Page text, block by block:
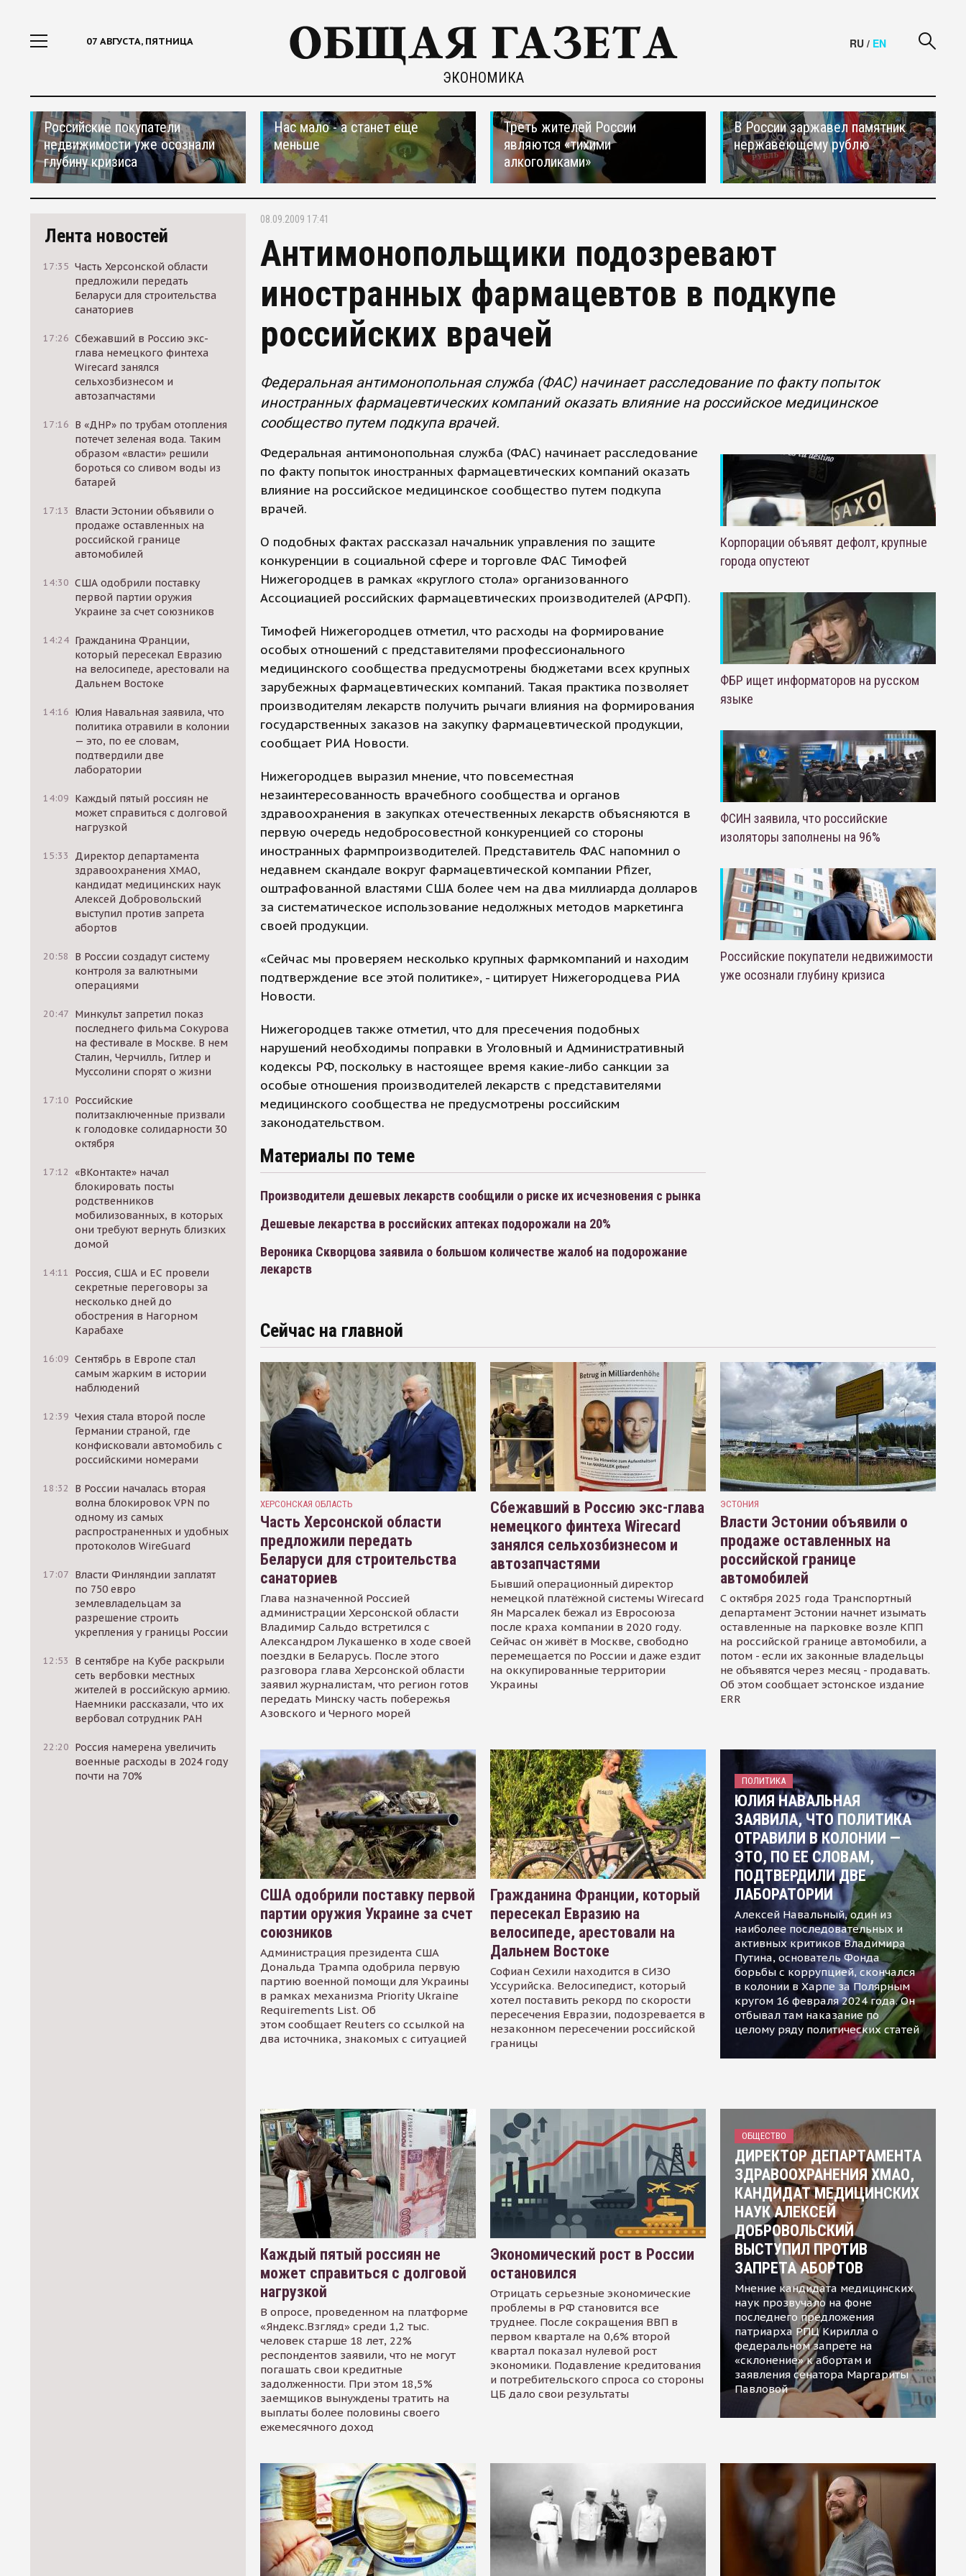
07 АВГУСТА, ПЯТНИЦА
ЭКОНОМИКА
RU / EN
Российские покупатели
недвижимости уже осознали
глубину кризиса
Нас мало - а станет еще
меньше
Треть жителей России
являются «тихими
алкоголиками»
В России заржавел памятник
нержавеющему рублю
Лента новостей
17:35 Часть Херсонской области
предложили передать
Беларуси для строительства
санаториев
17:26 Сбежавший в Россию экс-
глава немецкого финтеха
Wirecard занялся
сельхозбизнесом и
автозапчастями
17:16 В «ДНР» по трубам отопления
потечет зеленая вода. Таким
образом «власти» решили
бороться со сливом воды из
батарей
17:13
Власти Эстонии объявили о
продаже оставленных на
российской границе
автомобилей
14:30 США одобрили поставку
первой партии оружия
Украине за счет союзников
14:24 Гражданина Франции,
который пересекал Евразию
на велосипеде, арестовали на
Дальнем Востоке
14:16 Юлия Навальная заявила, что
политика отравили в колонии
— это, по ее словам,
подтвердили две
лаборатории
14:09 Каждый пятый россиян не
может справиться с долговой
нагрузкой
15:33
Директор департамента
здравоохранения ХМАО,
кандидат медицинских наук
Алексей Добровольский
выступил против запрета
абортов
20:58
В России создадут систему
контроля за валютными
операциями
20:47 Минкульт запретил показ
последнего фильма Сокурова
на фестивале в Москве. В нем
Сталин, Черчилль, Гитлер и
Муссолини спорят о жизни
17:10 Российские
политзаключенные призвали
к голодовке солидарности 30
октября
17:12 «ВКонтакте» начал
блокировать посты
родственников
мобилизованных, в которых
они требуют вернуть близких
домой
14:11
Россия, США и ЕС провели
секретные переговоры за
несколько дней до
обострения в Нагорном
Карабахе
16:09 Сентябрь в Европе стал
самым жарким в истории
наблюдений
12:39 Чехия стала второй после
Германии страной, где
конфисковали автомобиль с
российскими номерами
18:32
В России началась вторая
волна блокировок VPN по
одному из самых
распространенных и удобных
протоколов WireGuard
17:07 Власти Финляндии заплатят
по 750 евро
землевладельцам за
разрешение строить
укрепления у границы России
12:53
В сентябре на Кубе раскрыли
сеть вербовки местных
жителей в российскую армию.
Наемники рассказали, что их
вербовал сотрудник РАН
22:20 Россия намерена увеличить
военные расходы в 2024 году
почти на 70%
08.09.2009 17:41
Антимонопольщики подозревают
иностранных фармацевтов в подкупе
российских врачей
Федеральная антимонопольная служба (ФАС) начинает расследование по факту попыток
иностранных фармацевтических компаний оказать влияние на российское медицинское
сообщество путем подкупа врачей.
Федеральная антимонопольная служба (ФАС) начинает расследование
по факту попыток иностранных фармацевтических компаний оказать
влияние на российское медицинское сообщество путем подкупа
врачей.
О подобных фактах рассказал начальник управления по защите
конкуренции в социальной сфере и торговле ФАС Тимофей
Нижегородцев в рамках «круглого стола» организованного
Ассоциацией российских фармацевтических производителей (АРФП).
Тимофей Нижегородцев отметил, что расходы на формирование
особых отношений с представителями профессионального
медицинского сообщества предусмотрены бюджетами всех крупных
зарубежных фармацевтических компаний. Такая практика позволяет
производителям лекарств получить рычаги влияния на формирования
государственных заказов на закупку фармацевтической продукции,
сообщает РИА Новости.
Нижегородцев выразил мнение, что повсеместная
незаинтересованность врачебного сообщества и органов
здравоохранения в закупках отечественных лекарств объясняются в
первую очередь недобросовестной конкуренцией со стороны
иностранных фармпроизводителей. Представитель ФАС напомнил о
недавнем скандале вокруг фармацевтической компании Pfizer,
оштрафованной властями США более чем на два миллиарда долларов
за систематическое использование недолжных методов маркетинга
своей продукции.
«Сейчас мы проверяем несколько крупных фармкомпаний и находим
подтверждение все этой политике», - цитирует Нижегородцева РИА
Новости.
Нижегородцев также отметил, что для пресечения подобных
нарушений необходимы поправки в Уголовный и Административный
кодексы РФ, поскольку в настоящее время какие-либо санкции за
особые отношения производителей лекарств с представителями
медицинского сообщества не предусмотрены российским
законодательством.
Материалы по теме
Производители дешевых лекарств сообщили о риске их исчезновения с рынка
Дешевые лекарства в российских аптеках подорожали на 20%
Вероника Скворцова заявила о большом количестве жалоб на подорожание
лекарств
Корпорации объявят дефолт, крупные
города опустеют
ФБР ищет информаторов на русском
языке
ФСИН заявила, что российские
изоляторы заполнены на 96%
Российские покупатели недвижимости
уже осознали глубину кризиса
Сейчас на главной
ХЕРСОНСКАЯ ОБЛАСТЬ
Часть Херсонской области
предложили передать
Беларуси для строительства
санаториев
Глава назначенной Россией
администрации Херсонской области
Владимир Сальдо встретился с
Александром Лукашенко в ходе своей
поездки в Беларусь. После этого
разговора глава Херсонской области
заявил журналистам, что регион готов
передать Минску часть побережья
Азовского и Черного морей
Сбежавший в Россию экс-глава
немецкого финтеха Wirecard
занялся сельхозбизнесом и
автозапчастями
Бывший операционный директор
немецкой платёжной системы Wirecard
Ян Марсалек бежал из Евросоюза
после краха компании в 2020 году.
Сейчас он живёт в Москве, свободно
перемещается по России и даже ездит
на оккупированные территории
Украины
ЭСТОНИЯ
Власти Эстонии объявили о
продаже оставленных на
российской границе
автомобилей
С октября 2025 года Транспортный
департамент Эстонии начнет изымать
оставленные на парковке возле КПП
на российской границе автомобили, а
потом - если их законные владельцы
не объявятся через месяц - продавать.
Об этом сообщает эстонское издание
ERR
США одобрили поставку первой
партии оружия Украине за счет
союзников
Администрация президента США
Дональда Трампа одобрила первую
партию военной помощи для Украины
в рамках механизма Priority Ukraine
Requirements List. Об
этом сообщает Reuters со ссылкой на
два источника, знакомых с ситуацией
Гражданина Франции, который
пересекал Евразию на
велосипеде, арестовали на
Дальнем Востоке
Софиан Сехили находится в СИЗО
Уссурийска. Велосипедист, который
хотел поставить рекорд по скорости
пересечения Евразии, подозревается в
незаконном пересечении российской
границы
ПОЛИТИКА
ЮЛИЯ НАВАЛЬНАЯ
ЗАЯВИЛА, ЧТО ПОЛИТИКА
ОТРАВИЛИ В КОЛОНИИ —
ЭТО, ПО ЕЕ СЛОВАМ,
ПОДТВЕРДИЛИ ДВЕ
ЛАБОРАТОРИИ
Алексей Навальный, один из
наиболее последовательных и
активных критиков Владимира
Путина, основатель Фонда
борьбы с коррупцией, скончался
в колонии в Харпе за Полярным
кругом 16 февраля 2024 года. Он
отбывал там наказание по
целому ряду политических статей
Каждый пятый россиян не
может справиться с долговой
нагрузкой
В опросе, проведенном на платформе
«Яндекс.Взгляд» среди 1,2 тыс.
человек старше 18 лет, 22%
респондентов заявили, что не могут
погашать свои кредитные
задолженности. При этом 18,5%
заемщиков вынуждены тратить на
выплаты более половины своего
ежемесячного доход
Экономический рост в России
остановился
Отрицать серьезные экономические
проблемы в РФ становится все
труднее. После сокращения ВВП в
первом квартале на 0,6% второй
квартал показал нулевой рост
экономики. Подавление кредитования
и потребительского спроса со стороны
ЦБ дало свои результаты
ОБЩЕСТВО
ДИРЕКТОР ДЕПАРТАМЕНТА
ЗДРАВООХРАНЕНИЯ ХМАО,
КАНДИДАТ МЕДИЦИНСКИХ
НАУК АЛЕКСЕЙ
ДОБРОВОЛЬСКИЙ
ВЫСТУПИЛ ПРОТИВ
ЗАПРЕТА АБОРТОВ
Мнение кандидата медицинских
наук прозвучало на фоне
последнего предложения
патриарха РПЦ Кирилла о
федеральном запрете на
«склонение» к абортам и
заявления сенатора Маргариты
Павловой